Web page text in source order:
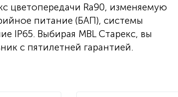
цветопередачи Ra90, изменяемую
питание (БАП), системы
IP65. Выбирая MBL Старекс, вы
с пятилетней гарантией.